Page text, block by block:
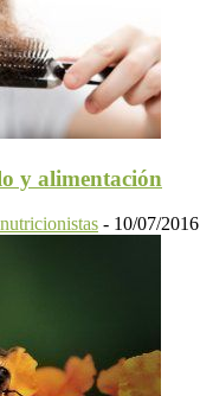
y alimentación
- 10/07/2016